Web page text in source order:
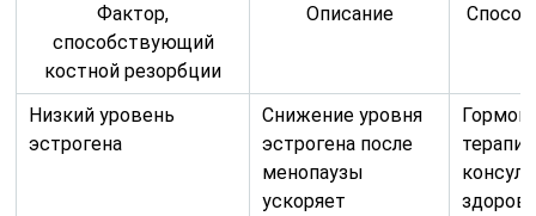
Фактор,
способствующий
костной резорбции
Описание
Низкий уровень
эстрогена
Снижение уровня
эстрогена после
менопаузы
ускоряет